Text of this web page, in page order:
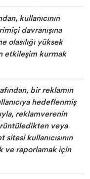
kullanıcının
davranışına
olasılığı yüksek
etkileşim kurmak
bir reklamın
hedeflenmiş
reklamverenin
veya
kullanıcısının
ve raporlamak için